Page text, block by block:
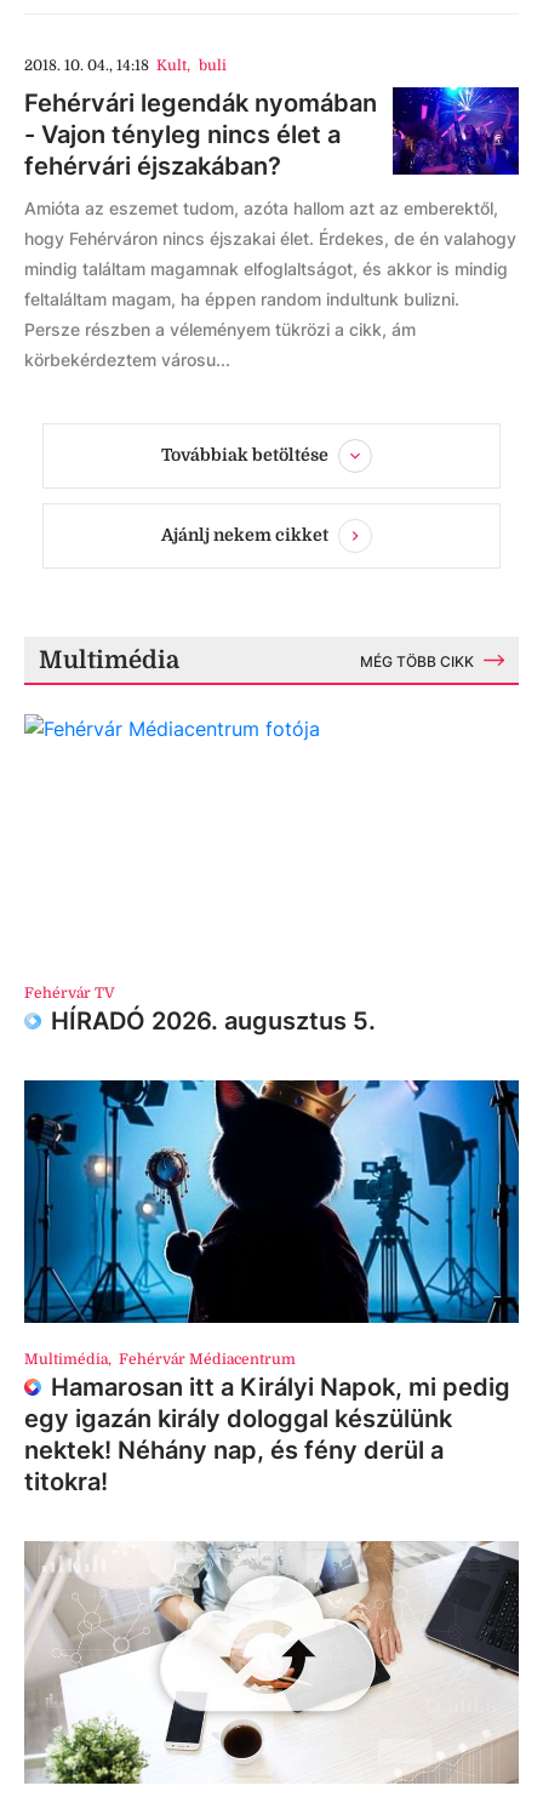
2018. 10. 04., 14:18 Kult, buli
Fehérvári legendák nyomában
- Vajon tényleg nincs élet a
fehérvári éjszakában?
Amióta az eszemet tudom, azóta hallom azt az emberektől,
hogy Fehérváron nincs éjszakai élet. Érdekes, de én valahogy
mindig találtam magamnak elfoglaltságot, és akkor is mindig
feltaláltam magam, ha éppen random indultunk bulizni.
Persze részben a véleményem tükrözi a cikk, ám
körbekérdeztem városu...
Továbbiak betöltése
Ajánlj nekem cikket
Multimédia MÉG TÖBB CIKK
Fehérvár TV
HÍRADÓ 2026. augusztus 5.
Multimédia, Fehérvár Médiacentrum
Hamarosan itt a Királyi Napok, mi pedig
egy igazán király dologgal készülünk
nektek! Néhány nap, és fény derül a
titokra!